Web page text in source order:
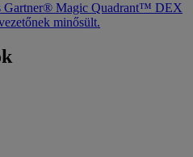
Gartner® Magic Quadrant™ DEX
minősült.